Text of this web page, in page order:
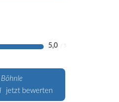
5,0
jetzt bewerten